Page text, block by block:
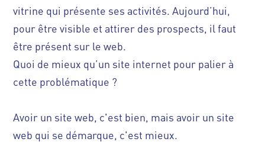
vitrine qui présente ses activités. Aujourd’hui,
pour être visible et attirer des prospects, il faut
être présent sur le web.
Quoi de mieux qu’un site internet pour palier à
cette problématique ?
Avoir un site web, c'est bien, mais avoir un site
web qui se démarque, c'est mieux.